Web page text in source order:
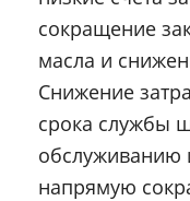
сокращение
масла и
Снижение
срока службы
обслуживанию
напрямую